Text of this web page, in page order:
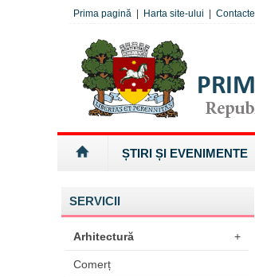
Prima pagină Harta site-ului Contacte
ȘTIRI ȘI EVENIMENTE
SERVICII
Arhitectură +
Comerț